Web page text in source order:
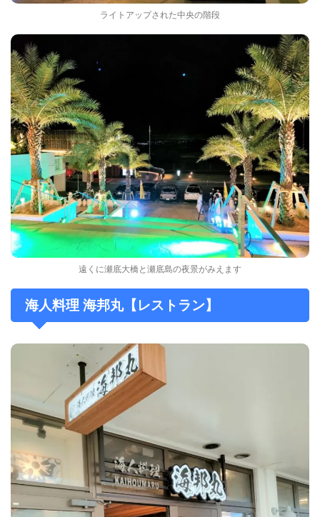
ライトアップされた中央の階段
遠くに瀬底大橋と瀬底島の夜景がみえます
海人料理 海邦丸【レストラン】